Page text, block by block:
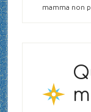
mamma non